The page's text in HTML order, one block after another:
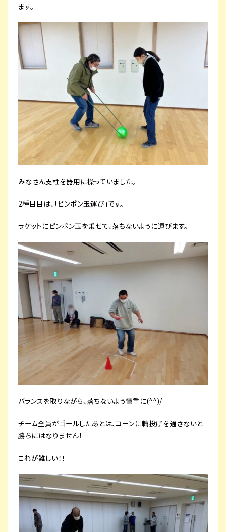
ます。
みなさん支柱を器用に操っていました。
2種目目は、「ピンポン玉運び」です。
ラケットにピンポン玉を乗せて、落ちないように運びます。
バランスを取りながら、落ちないよう慎重に(^^)/
チーム全員がゴールしたあとは、コーンに輪投げを通さないと
勝ちにはなりません！
これが難しい！！